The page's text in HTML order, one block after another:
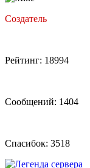
Создатель
Рейтинг: 18994
Сообщений: 1404
Спасибок: 3518